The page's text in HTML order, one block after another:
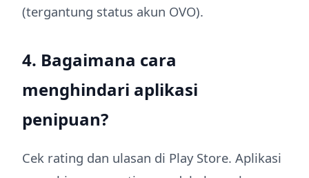
(tergantung status akun OVO).
4. Bagaimana cara
menghindari aplikasi
penipuan?
Cek rating dan ulasan di Play Store. Aplikasi